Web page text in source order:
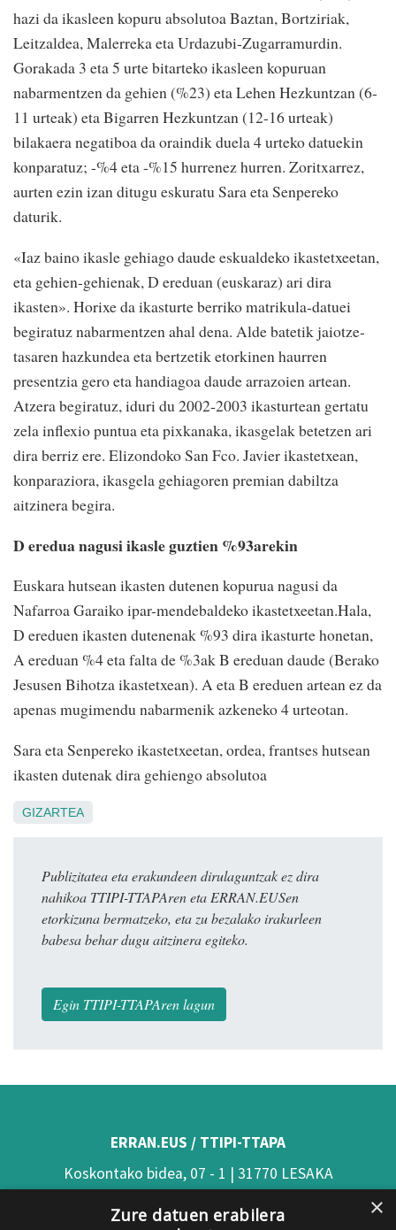
hazi da ikasleen kopuru absolutoa Baztan, Bortziriak,
Leitzaldea, Malerreka eta Urdazubi-Zugarramurdin.
Gorakada 3 eta 5 urte bitarteko ikasleen kopuruan
nabarmentzen da gehien (%23) eta Lehen Hezkuntzan (6-
11 urteak) eta Bigarren Hezkuntzan (12-16 urteak)
bilakaera negatiboa da oraindik duela 4 urteko datuekin
konparatuz; -%4 eta -%15 hurrenez hurren. Zoritxarrez,
aurten ezin izan ditugu eskuratu Sara eta Senpereko
daturik.
«Iaz baino ikasle gehiago daude eskualdeko ikastetxeetan,
eta gehien-gehienak, D ereduan (euskaraz) ari dira
ikasten». Horixe da ikasturte berriko matrikula-datuei
begiratuz nabarmentzen ahal dena. Alde batetik jaiotze-
tasaren hazkundea eta bertzetik etorkinen haurren
presentzia gero eta handiagoa daude arrazoien artean.
Atzera begiratuz, iduri du 2002-2003 ikasturtean gertatu
zela inflexio puntua eta pixkanaka, ikasgelak betetzen ari
dira berriz ere. Elizondoko San Fco. Javier ikastetxean,
konparaziora, ikasgela gehiagoren premian dabiltza
aitzinera begira.
D eredua nagusi ikasle guztien %93arekin
Euskara hutsean ikasten dutenen kopurua nagusi da
Nafarroa Garaiko ipar-mendebaldeko ikastetxeetan.Hala,
D ereduen ikasten dutenenak %93 dira ikasturte honetan,
A ereduan %4 eta falta de %3ak B ereduan daude (Berako
Jesusen Bihotza ikastetxean). A eta B ereduen artean ez da
apenas mugimendu nabarmenik azkeneko 4 urteotan.
Sara eta Senpereko ikastetxeetan, ordea, frantses hutsean
ikasten dutenak dira gehiengo absolutoa
GIZARTEA
Publizitatea eta erakundeen dirulaguntzak ez dira
nahikoa TTIPI-TTAPAren eta ERRAN.EUSen
etorkizuna bermatzeko, eta zu bezalako irakurleen
babesa behar dugu aitzinera egiteko.
Egin TTIPI-TTAPAren lagun
ERRAN.EUS / TTIPI-TTAPA
Koskontako bidea, 07 - 1 | 31770 LESAKA
(Nafarroa)
×
Zure datuen erabilera